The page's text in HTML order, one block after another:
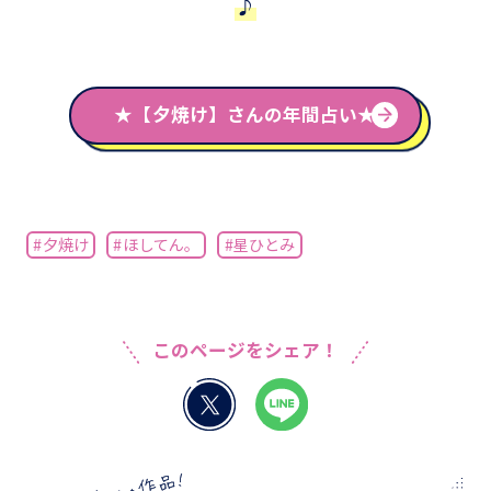
★【夕焼け】さんの年間占い★
#夕焼け #ほしてん。 #星ひとみ
このページをシェア！